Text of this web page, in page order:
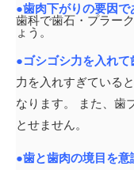
●歯肉下がりの要因
歯科で歯石・プラー
ょう。
●ゴシゴシ力を入れ
力を入れすぎている
なります。 また、歯
とせません。
●歯と歯肉の境目を意